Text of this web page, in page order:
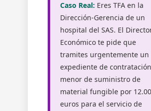
Caso Real: Eres TFA en la
Dirección-Gerencia de un
hospital del SAS. El
Económico te pide que
tramites urgentemente un
expediente de contratación
menor de suministro de
material fungible por
euros para el servicio de